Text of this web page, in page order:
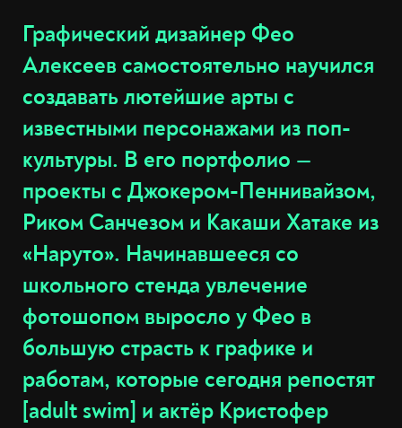
Графический дизайнер Фео
Алексеев самостоятельно научился
создавать лютейшие арты с
известными персонажами из поп-
культуры. В его портфолио —
проекты с Джокером-Пеннивайзом,
Риком Санчезом и Какаши Хатаке из
«Наруто». Начинавшееся со
школьного стенда увлечение
фотошопом выросло у Фео в
большую страсть к графике и
работам, которые сегодня репостят
[adult swim] и актёр Кристофер